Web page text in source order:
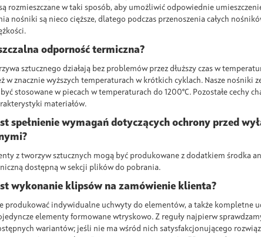
rozmieszczane w taki sposób, aby umożliwić odpowiednie
nośniki są nieco cięższe, dlatego podczas przenoszenia całych
odporność termiczna?
sztucznego działają bez problemów przez dłuższy czas w
w znacznie wyższych temperaturach w krótkich cyklach. Nasze nośniki
stosowane w piecach w temperaturach do 1200°C. Pozostałe cechy
materiałów.
spełnienie wymagań dotyczących ochrony przed
z tworzyw sztucznych mogą być produkowane z dodatkiem środka
dostępną w sekcji plików do pobrania.
wykonanie klipsów na zamówienie klienta?
produkować indywidualne uchwyty do elementów, a także kompletne
elementy formowane wtryskowo. Z reguły najpierw
wariantów; jeśli nie ma wśród nich satysfakcjonującego